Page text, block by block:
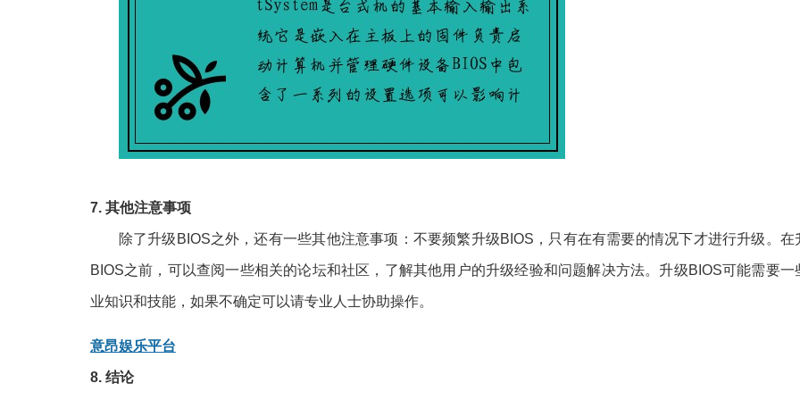
7. 其他注意事项
除了升级BIOS之外，还有一些其他注意事项：不要频繁升级BIOS，只有在有需要的情况下才进行升级。在
BIOS之前，可以查阅一些相关的论坛和社区，了解其他用户的升级经验和问题解决方法。升级BIOS可能需要一
业知识和技能，如果不确定可以请专业人士协助操作。
意昂娱乐平台
8. 结论